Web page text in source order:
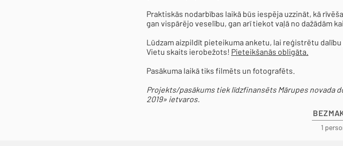
Praktiskās nodarbības laikā būs iespēja uzzināt, kā
gan vispārējo veselību, gan arī tiekot vaļā no dažādām
Lūdzam aizpildīt pieteikuma anketu, lai reģistrētu dalību
Vietu skaits ierobežots! Pieteikšanās obligāta.
Pasākuma laikā tiks filmēts un fotografēts.
Projekts/pasākums tiek līdzfinansēts Mārupes novada
2019» ietvaros.
1